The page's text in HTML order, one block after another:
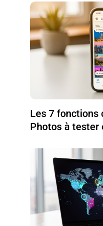
Les 7 fonctions
Photos à tester